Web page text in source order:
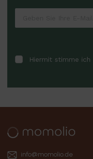
Hiermit stimme ich
info@momolio.de